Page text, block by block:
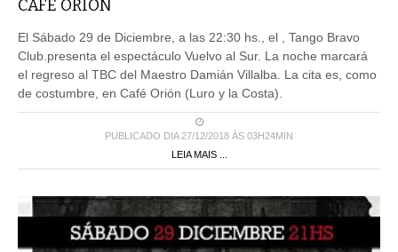
CAFÉ ORIÓN
El Sábado 29 de Diciembre, a las 22:30 hs., el , Tango Bravo
Club.presenta el espectáculo Vuelvo al Sur. La noche marcará
el regreso al TBC del Maestro Damián Villalba. La cita es, como
de costumbre, en Café Orión (Luro y la Costa).
PUBLICADO DIA 27/12/2018 ÀS 03H24MIN
LEIA MAIS ...